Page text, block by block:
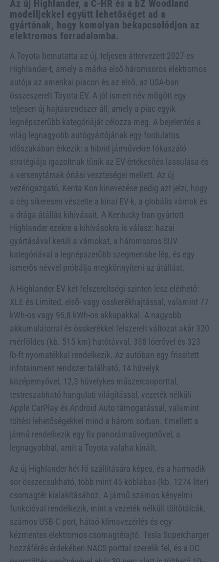
Az új Highlander, a C-HR és a bZ Woodland
modelljekkel együtt lehetőséget ad a
gyártónak, hogy komolyan bekapcsolódjon az
elektromos forradalomba.
A Toyota bemutatta az új, teljesen áttervezett 2027-es
Highlander-t, amely a márka első háromsoros elektromos
autója az amerikai piacon és az első, az USA-ban
összeszerelt Toyota EV. A jól ismert név mögött egy
teljesen új hajtásrendszer áll, amely a piac egyik
legnépszerűbb kategóriáját célozza meg. A bejelentés a
világ legnagyobb autógyártójának egy fordulatos
időszakában érkezik: a hibrid járművekre fókuszáló
stratégiája igazoltnak tűnik az EV-értékesítés lassulása és
a versenytársak óriási veszteségei mellett. Az új
vezérigazgató, Kenta Kon kinevezése pedig azt jelzi, hogy
a cég sikeresen vészelte a kínai EV-k, a globális vámok és
a drága átállás kihívásait. A Kentucky-ban gyártott
Highlander ezekre a kihívásokra is válasz: hazai
gyártásával kerüli a vámokat, a háromsoros SUV
kategóriával a legnépszerűbb szegmensbe lép, és egy
ismerős névvel próbálja megkönnyíteni az átállást.
A Highlander EV két felszereltségi szinten lesz elérhető:
XLE és Limited, első- vagy össkerékhajtással, valamint 77
kWh-os vagy 95,8 kWh-os akkupakkal. A nagyobb
akkumulátorral és össkerékkel felszerelt változat akár 320
mérföldes (kb. 515 km) hatótávval, 338 lóerővel és 323
lb-ft nyomatékkal rendelkezik. Az autóban egy frissített
infotainment rendszer található, 14 hüvelyk
középernyővel, 12,3 hüvelykes műszercsoporttal,
testreszabható hangulati világítással, vezeték nélküli
Apple CarPlay és Android Auto támogatással, valamint
töltési lehetőségekkel mind a három sorban. Emellett a
jármű rendelkezik egy fix panorámaüvegtetővel, a
legnagyobbal, amit a Toyota valaha kínált.
Az új Highlander hét fő szállítására képes, és a harmadik
sor összecsukható, több mint 45 köblábas (kb. 1274 liter)
csomagtér kialakításához. A jármű számos kényelmi
funkcióval rendelkezik, mint a vezeték nélküli töltőtálcák,
számos USB-C port, hátsó klímavezérlés és egy
kézmentes elektromos csomagtérajtó. Tesla Supercharger
hozzáférés érdekében NACS porttal szerelik fel, és a DC